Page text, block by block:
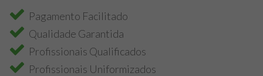
Pagamento Facilitado
Qualidade Garantida
Profissionais Qualificados
Profissionais Uniformizados